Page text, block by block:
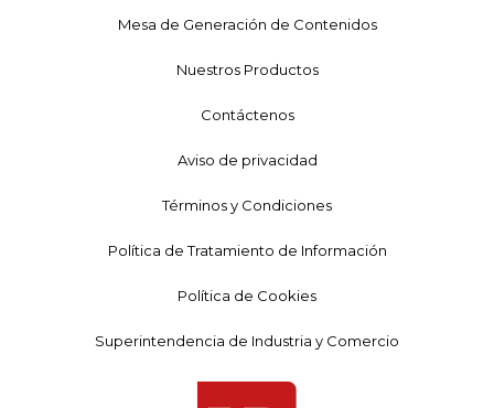
Mesa de Generación de Contenidos
Nuestros Productos
Contáctenos
Aviso de privacidad
Términos y Condiciones
Política de Tratamiento de Información
Política de Cookies
Superintendencia de Industria y Comercio